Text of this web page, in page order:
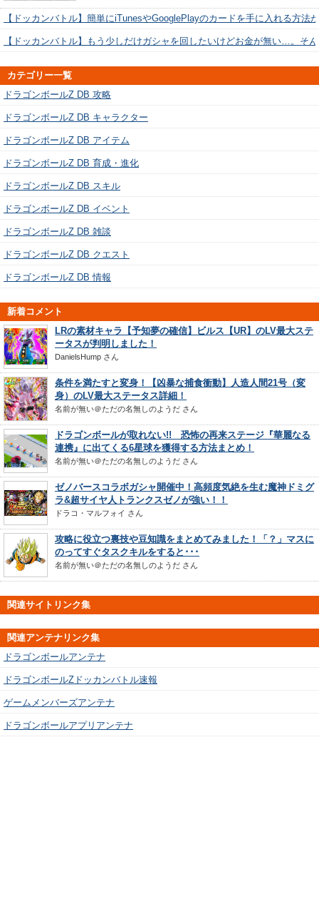
【ドッカンバトル】簡単にiTunesやGooglePlayのカードを手に入れる方法
【ドッカンバトル】もう少しだけガシャを回したいけどお金が無い…。そ
カテゴリー一覧
ドラゴンボールZ DB 攻略
ドラゴンボールZ DB キャラクター
ドラゴンボールZ DB アイテム
ドラゴンボールZ DB 育成・進化
ドラゴンボールZ DB スキル
ドラゴンボールZ DB イベント
ドラゴンボールZ DB 雑談
ドラゴンボールZ DB クエスト
ドラゴンボールZ DB 情報
新着コメント
LRの素材キャラ【予知夢の確信】ビルス【UR】のLV最大ステ
ータスが判明しました！
DanielsHump さん
条件を満たすと変身！【凶暴な捕食衝動】人造人間21号（変
身）のLV最大ステータス詳細！
名前が無い＠ただの名無しのようだ さん
ドラゴンボールが取れない!! 恐怖の再来ステージ『華麗なる
連携』に出てくる6星球を獲得する方法まとめ！
名前が無い＠ただの名無しのようだ さん
ゼノバースコラボガシャ開催中！高頻度気絶を生む魔神ドミグ
ラ&超サイヤ人トランクスゼノが強い！！
ドラコ・マルフォイ さん
攻略に役立つ裏技や豆知識をまとめてみました！「？」マスに
のってすぐタスクキルをすると･･･
名前が無い＠ただの名無しのようだ さん
関連サイトリンク集
関連アンテナリンク集
ドラゴンボールアンテナ
ドラゴンボールZドッカンバトル速報
ゲームメンバーズアンテナ
ドラゴンボールアプリアンテナ